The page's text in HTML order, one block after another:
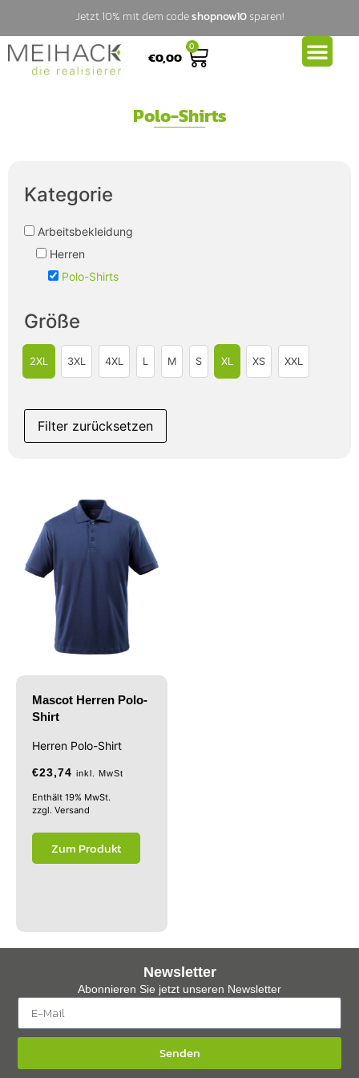
Jetzt 10% mit dem codeshopnow10sparen!
€0,00
0
Polo-Shirts
Kategorie
Arbeitsbekleidung
Herren
Polo-Shirts
Größe
2XL 3XL 4XL L M S XL XS XXL
Filter zurücksetzen
Mascot Herren Polo-
Shirt
Herren Polo-Shirt
€23,74 inkl. MwSt
Enthält 19% MwSt.
zzgl. Versand
Zum Produkt
Newsletter
Abonnieren Sie jetzt unseren Newsletter
Senden